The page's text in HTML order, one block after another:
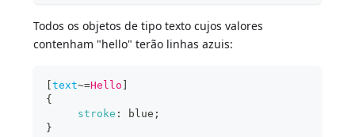
Todos os objetos de tipo texto cujos valores
contenham "hello" terão linhas azuis:
[text~=Hello
{
stroke : blue ;
}